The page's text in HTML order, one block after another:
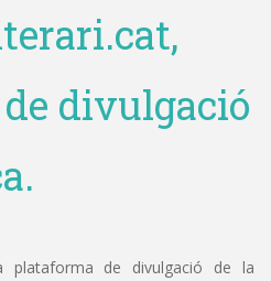
divulgació
plataforma de divulgació de la